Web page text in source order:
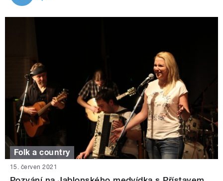
Folk a country
15. červen 2021